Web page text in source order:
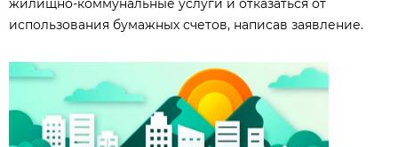
жилищно-коммунальные услуги и отказаться от
использования бумажных счетов, написав заявление.